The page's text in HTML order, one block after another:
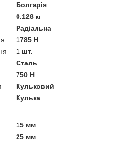
Болгарія
0.128 кг
Радіальна
1785 Н
1 шт.
Сталь
750 Н
Кульковий
Кулька
15 мм
25 мм